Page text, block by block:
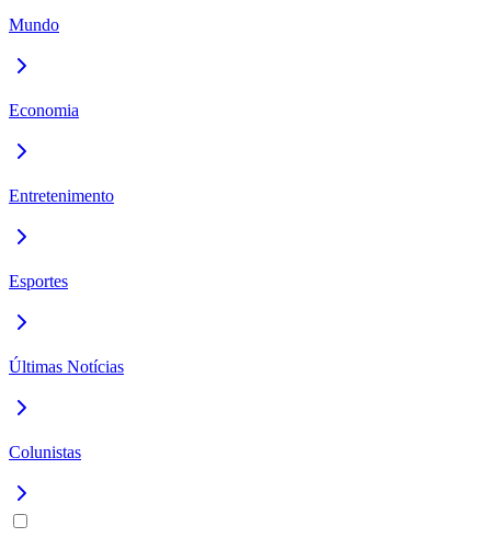
Mundo
Economia
Entretenimento
Esportes
Últimas Notícias
Colunistas